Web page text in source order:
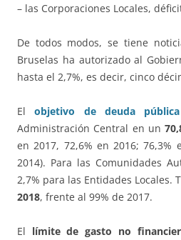
– las Corporaciones Locales,
De todos modos, se tiene
Bruselas ha autorizado al
hasta el 2,7%, es decir, cinco
Elobjetivo de deuda pública
Administración Central en un
en 2017, 72,6% en 2016; 76,3%
2014). Para las Comunidades
2,7% para las Entidades Locales.
2018, frente al 99% de 2017.
El límite de gasto no